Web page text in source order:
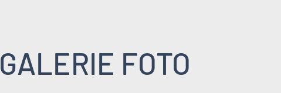
GALERIE FOTO